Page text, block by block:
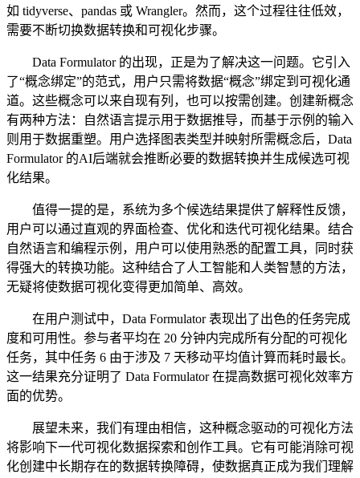
如 tidyverse、pandas 或 Wrangler。然而，这个过程往往低效，
需要不断切换数据转换和可视化步骤。
Data Formulator 的出现，正是为了解决这一问题。它引入
了“概念绑定”的范式，用户只需将数据“概念”绑定到可视化通
道。这些概念可以来自现有列，也可以按需创建。创建新概念
有两种方法：自然语言提示用于数据推导，而基于示例的输入
则用于数据重塑。用户选择图表类型并映射所需概念后，Data
Formulator 的AI后端就会推断必要的数据转换并生成候选可视
化结果。
值得一提的是，系统为多个候选结果提供了解释性反馈，
用户可以通过直观的界面检查、优化和迭代可视化结果。结合
自然语言和编程示例，用户可以使用熟悉的配置工具，同时获
得强大的转换功能。这种结合了人工智能和人类智慧的方法，
无疑将使数据可视化变得更加简单、高效。
在用户测试中，Data Formulator 表现出了出色的任务完成
度和可用性。参与者平均在 20 分钟内完成所有分配的可视化
任务，其中任务 6 由于涉及 7 天移动平均值计算而耗时最长。
这一结果充分证明了 Data Formulator 在提高数据可视化效率方
面的优势。
展望未来，我们有理由相信，这种概念驱动的可视化方法
将影响下一代可视化数据探索和创作工具。它有可能消除可视
化创建中长期存在的数据转换障碍，使数据真正成为我们理解